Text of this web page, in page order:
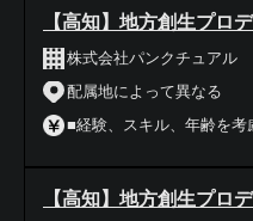
【高知】地方創生プロ
株式会社パンクチュアル
配属地によって異なる
■経験、スキル、年齢を考
【高知】地方創生プロ